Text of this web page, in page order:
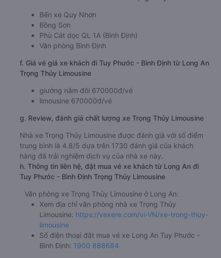
Bến xe Quy Nhơn
Bồng Sơn
Phù Cát dọc QL 1A (Bình Định)
Văn phòng Bình Định
f. Giá vé giá xe khách đi Tuy Phước - Bình Định từ Long An
Trọng Thủy Limousine
giường nằm đôi 670000đ/vé
limousine 670000đ/vé
g. Review, đánh giá chất lượng xe Trọng Thủy Limousine
Nhà xe Trọng Thủy Limousine được đánh giá với số điểm
trung bình là 4.8/5 dựa trên 1730 đánh giá của khách
hàng đã trải nghiệm dịch vụ của nhà xe này.
h. Thông tin liên hệ, đặt mua vé xe khách từ Long An đi
Tuy Phước - Bình Định Trọng Thủy Limousine
Văn phòng xe Trọng Thủy Limousine ở Long An:
Xem địa chỉ văn phòng nhà xe Trọng Thủy
Limousine: https://vexere.com/vi-VN/xe-trong-thuy-
limousine
Số điện thoại đặt mua vé xe Long An Tuy Phước -
Bình Định: 1900 888684